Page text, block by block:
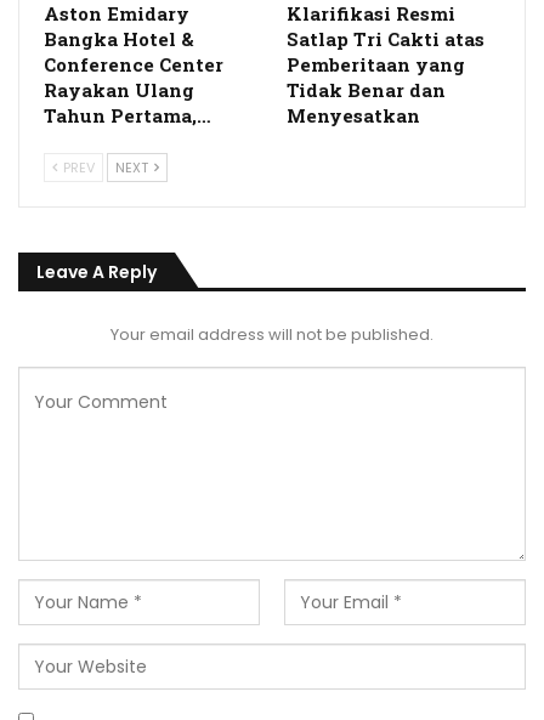
Aston Emidary
Bangka Hotel &
Conference Center
Rayakan Ulang
Tahun Pertama,…
Klarifikasi Resmi
Satlap Tri Cakti atas
Pemberitaan yang
Tidak Benar dan
Menyesatkan
PREV NEXT
Leave A Reply
Your email address will not be published.